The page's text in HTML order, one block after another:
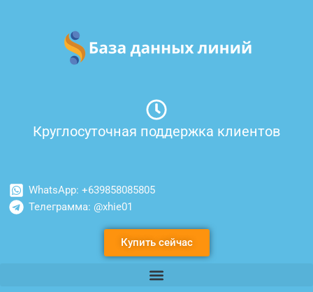
содержимому
Круглосуточная поддержка клиентов
WhatsApp: +639858085805
Телеграмма: @xhie01
Купить сейчас